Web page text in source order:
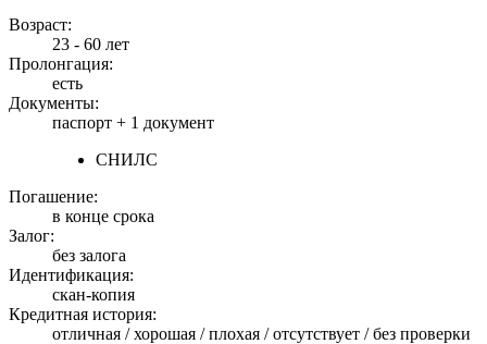
Возраст:
23 - 60 лет
Пролонгация:
есть
Документы:
паспорт + 1 документ
СНИЛС
Погашение:
в конце срока
Залог:
без залога
Идентификация:
скан-копия
Кредитная история:
отличная / хорошая / плохая / отсутствует / без проверки